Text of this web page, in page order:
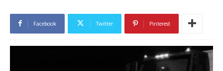
Facebook Twitter Pinterest